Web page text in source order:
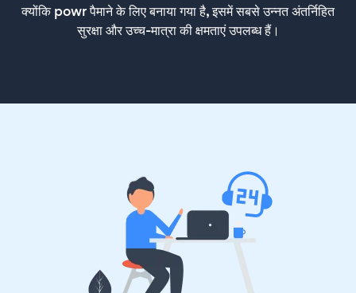
क्योंकि powr पैमाने के लिए बनाया गया है, इसमें सबसे उन्नत अंतर्निहित
सुरक्षा और उच्च-मात्रा की क्षमताएं उपलब्ध हैं।